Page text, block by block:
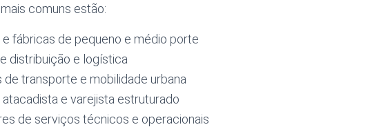
comuns estão:
e fábricas de pequeno e médio porte
distribuição e logística
de transporte e mobilidade urbana
e varejista estruturado
de serviços técnicos e operacionais